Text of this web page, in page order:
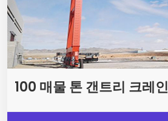
100 매물 톤 갠트리 크레인